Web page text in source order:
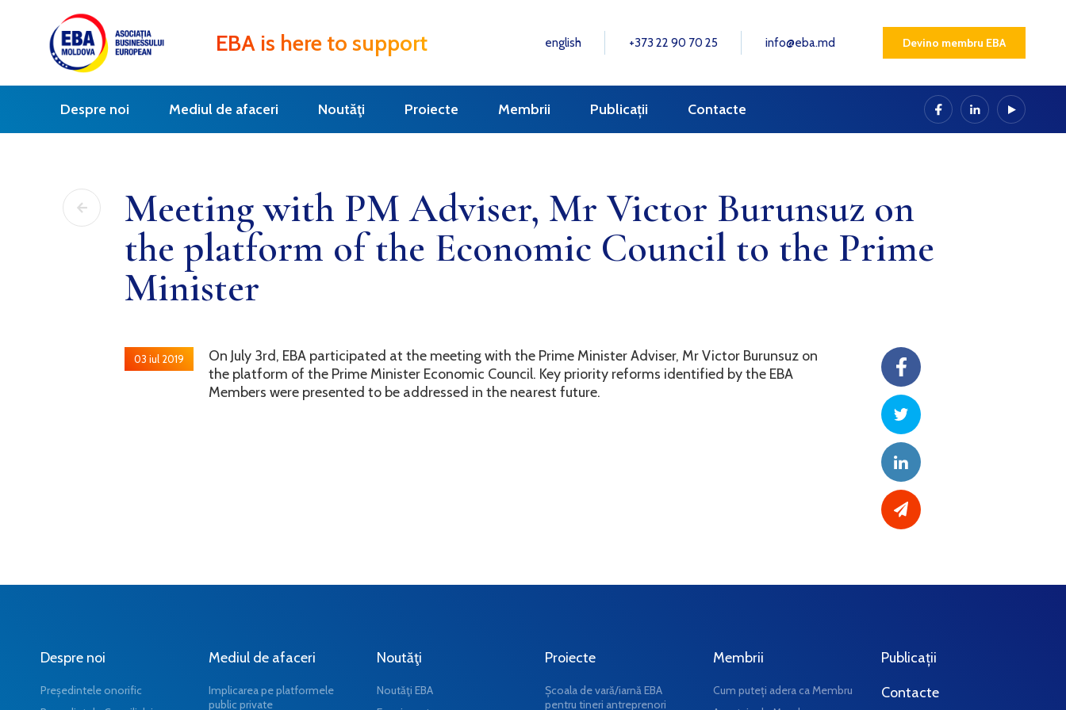
EBA is here to support english +373 22 90 70 25 info@eba.md Devino membru EBA
Despre noi Mediul de afaceri Noutăţi Proiecte Membrii Publicații Contacte
Meeting with PM Adviser, Mr Victor Burunsuz on
the platform of the Economic Council to the Prime
Minister
03 iul 2019
On July 3rd, EBA participated at the meeting with the Prime Minister Adviser, Mr Victor Burunsuz on
the platform of the Prime Minister Economic Council. Key priority reforms identified by the EBA
Members were presented to be addressed in the nearest future.
Despre noi
Președintele onorific
Mediul de afaceri
Implicarea pe platformele
public private
Noutăţi
Noutăţi EBA
Proiecte
Școala de vară/iarnă EBA
pentru tineri antreprenori
Membrii
Cum puteți adera ca Membru
Publicații
Contacte